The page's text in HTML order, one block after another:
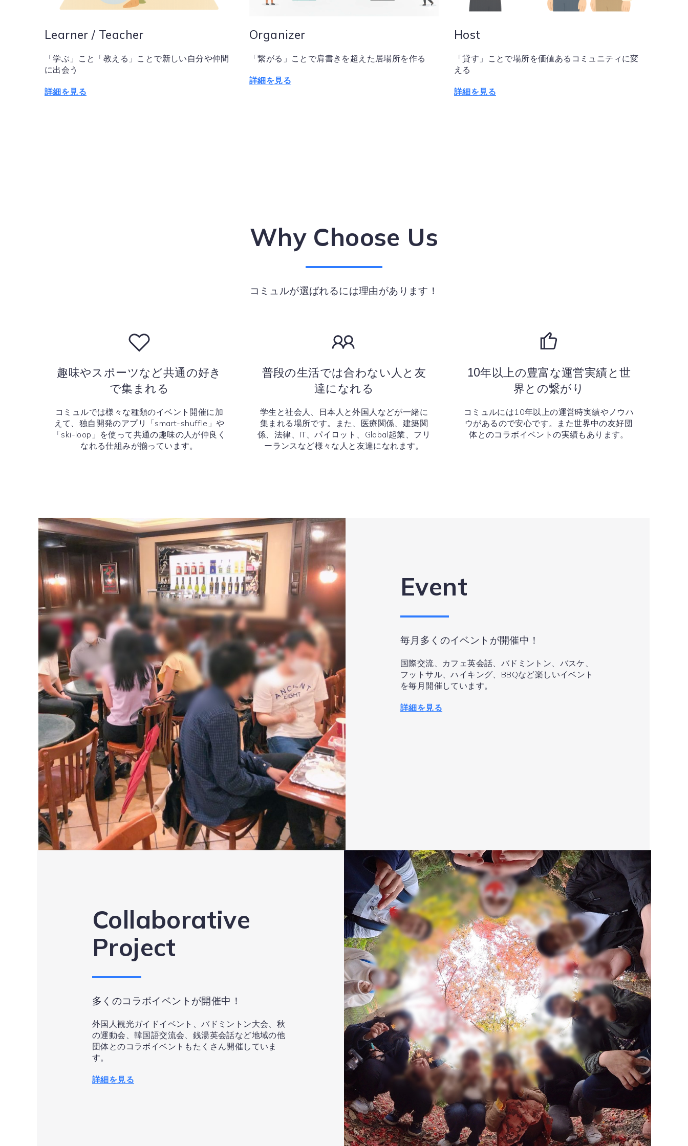
Learner / Teacher
「学ぶ」こと「教える」ことで新しい自分や仲間
に出会う
詳細を見る
Organizer
「繋がる」ことで肩書きを超えた居場所を作る
詳細を見る
Host
「貸す」ことで場所を価値あるコミュニティに変
える
詳細を見る
Why Choose Us
コミュルが選ばれるには理由があります！
趣味やスポーツなど共通の好き
で集まれる
コミュルでは様々な種類のイベント開催に加
えて、独自開発のアプリ「smart-shuffle」や
「ski-loop」を使って共通の趣味の人が仲良く
なれる仕組みが揃っています。
普段の生活では合わない人と友
達になれる
学生と社会人、日本人と外国人などが一緒に
集まれる場所です。また、医療関係、建築関
係、法律、IT、パイロット、Global起業、フリ
ーランスなど様々な人と友達になれます。
10年以上の豊富な運営実績と世
界との繋がり
コミュルには10年以上の運営時実績やノウハ
ウがあるので安心です。また世界中の友好団
体とのコラボイベントの実績もあります。
Event
毎月多くのイベントが開催中！
国際交流、カフェ英会話、バドミントン、バスケ、
フットサル、ハイキング、BBQなど楽しいイベント
を毎月開催しています。
詳細を見る
Collaborative
Project
多くのコラボイベントが開催中！
外国人観光ガイドイベント、バドミントン大会、秋
の運動会、韓国語交流会、銭湯英会話など地域の他
団体とのコラボイベントもたくさん開催していま
す。
詳細を見る